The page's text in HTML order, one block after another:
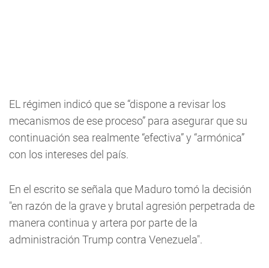
EL régimen indicó que se “dispone a revisar los
mecanismos de ese proceso” para asegurar que su
continuación sea realmente “efectiva” y “armónica”
con los intereses del país.
En el escrito se señala que Maduro tomó la decisión
"en razón de la grave y brutal agresión perpetrada de
manera continua y artera por parte de la
administración Trump contra Venezuela".